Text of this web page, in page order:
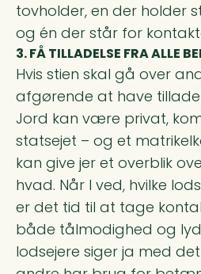
tovholder, en der holder
og én der står for
3. FÅ TILLADELSE FRA ALLE
Hvis stien skal gå over
afgørende at have
Jord kan være privat,
statsejet – og et
kan give jer et overblik
hvad. Når I ved, hvilke
er det tid til at tage
både tålmodighed og
lodsejere siger ja med